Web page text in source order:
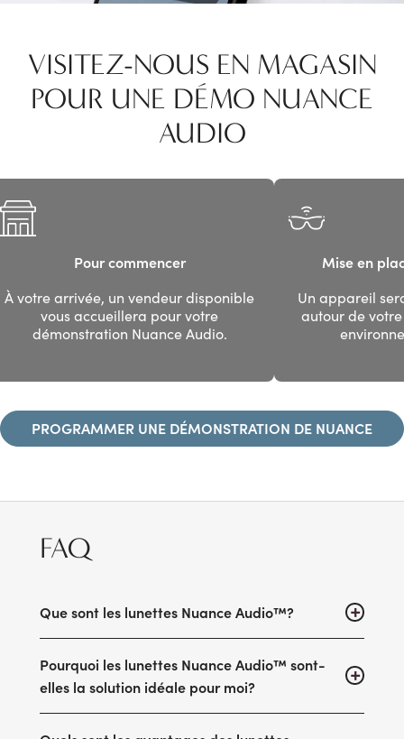
VISITEZ-NOUS EN MAGASIN
POUR UNE DÉMO NUANCE
AUDIO
Pour commencer
À votre arrivée, un vendeur disponible
vous accueillera pour votre
démonstration Nuance Audio.
Mise en
Un appareil
autour de
PROGRAMMER UNE DÉMONSTRATION DE NUANCE
AUDIO
FAQ
Que sont les lunettes Nuance Audio™?
Les lunettes Nuance Audio™ ne sont pas de simples
« amplificateurs de son », mais un vrai dispositif médical. Ce
sont des montures équipées d'une technologie révolutionnaire
intégrant de manière transparente un assistant d'écoute à
Pourquoi les lunettes Nuance Audio™ sont-
elles la solution idéale pour moi?